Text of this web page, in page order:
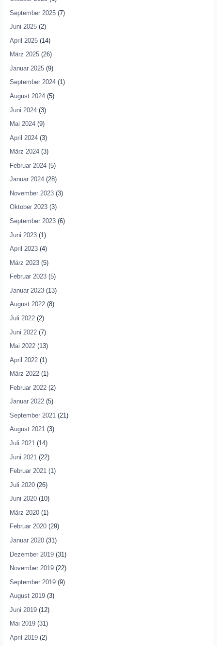
September 2025(7)
Juni 2025(2)
April 2025(14)
März 2025(26)
Januar 2025(9)
September 2024(1)
August 2024(5)
Juni 2024(3)
Mai 2024(9)
April 2024(3)
März 2024(3)
Februar 2024(5)
Januar 2024(28)
November 2023(3)
Oktober 2023(3)
September 2023(6)
Juni 2023(1)
April 2023(4)
März 2023(5)
Februar 2023(5)
Januar 2023(13)
August 2022(8)
Juli 2022(2)
Juni 2022(7)
Mai 2022(13)
April 2022(1)
März 2022(1)
Februar 2022(2)
Januar 2022(5)
September 2021 (21)
August 2021(3)
Juli 2021(14)
Juni 2021 (22)
Februar 2021(1)
Juli 2020(26)
Juni 2020(10)
März 2020(1)
Februar 2020(29)
Januar 2020(31)
Dezember 2019(31)
November 2019(22)
September 2019(9)
August 2019(3)
Juni 2019(12)
Mai 2019(31)
April 2019(2)